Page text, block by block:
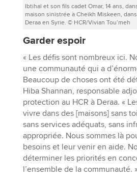
Ibtihal et son fils cadet Omar, 14 ans,
maison sinistrée à Cheikh Miskeen,
Deraa en Syrie. © HCR/Vivian Tou’meh
Garder espoir
« Les défis sont nombreux ici.
une communauté qui a
Beaucoup de choses ont été
Hiba Shannan, responsable
protection au HCR à Deraa. «
vivre dans des [maisons] sans
sans services adéquats, sans
appropriée. Nous sommes là
besoins et leur venir en aide.
déterminer les priorités en
l’ensemble de la communauté.